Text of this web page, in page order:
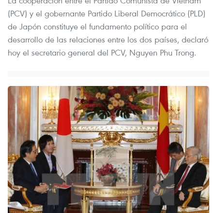
(PCV) y el gobernante Partido Liberal Democrático (PLD)
de Japón constituye el fundamento político para el
desarrollo de las relaciones entre los dos países, declaró
hoy el secretario general del PCV, Nguyen Phu Trong.